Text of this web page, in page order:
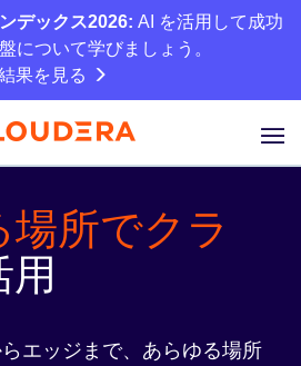
デックス2026: AI を活用して成功
について学びましょう。
果を見る
所でクラ
用
エッジまで、あらゆる場所